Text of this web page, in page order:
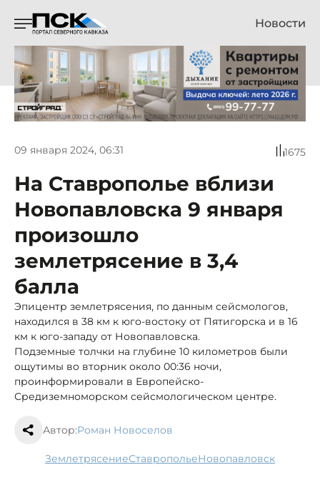
Новости
09 января 2024, 06:31 1675
На Ставрополье вблизи
Новопавловска 9 января
произошло
землетрясение в 3,4
балла
Эпицентр землетрясения, по данным сейсмологов,
находился в 38 км к юго-востоку от Пятигорска и в 16
км к юго-западу от Новопавловска.
Подземные толчки на глубине 10 километров были
ощутимы во вторник около 00:36 ночи,
проинформировали в Европейско-
Средиземноморском сейсмологическом центре.
Автор:Роман Новоселов
землетрясение Ставрополье Новопавловск